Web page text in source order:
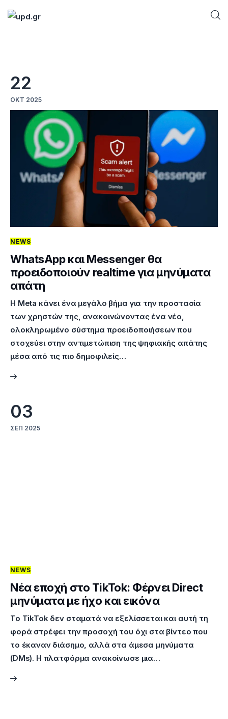
Games
Futuring
AI news
How To
Blog
22
ΟΚΤ 2025
NEWS
WhatsApp και Messenger θα
προειδοποιούν realtime για μηνύματα
απάτη
Η Meta κάνει ένα μεγάλο βήμα για την προστασία
των χρηστών της, ανακοινώνοντας ένα νέο,
ολοκληρωμένο σύστημα προειδοποιήσεων που
στοχεύει στην αντιμετώπιση της ψηφιακής απάτης
μέσα από τις πιο δημοφιλείς…
03
ΣΕΠ 2025
NEWS
Νέα εποχή στο TikTok: Φέρνει Direct
μηνύματα με ήχο και εικόνα
Το TikTok δεν σταματά να εξελίσσεται και αυτή τη
φορά στρέφει την προσοχή του όχι στα βίντεο που
το έκαναν διάσημο, αλλά στα άμεσα μηνύματα
(DMs). Η πλατφόρμα ανακοίνωσε μια…